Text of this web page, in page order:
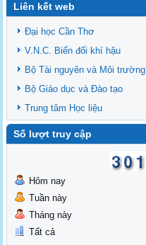
Liên kết web
Đại học Cần Thơ
V.N.C. Biến đổi khí hậu
Bộ Tài nguyên và Môi trường
Bộ Giáo dục và Đào tạo
Trung tâm Học liệu
Số lượt truy cập
Hôm nay
Tuần này
Tháng này
Tất cả